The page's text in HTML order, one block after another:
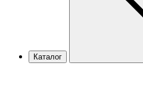
Каталог